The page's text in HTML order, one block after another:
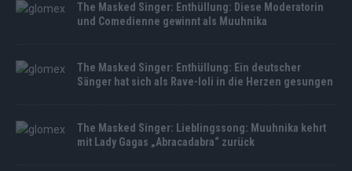
The Masked Singer: Enthüllung: Diese Moderatorin
und Comedienne gewinnt als Muuhnika
The Masked Singer: Enthüllung: Ein deutscher
Sänger hat sich als Rave-Ioli in die Herzen gesungen
The Masked Singer: Lieblingssong: Muuhnika kehrt
mit Lady Gagas „Abracadabra“ zurück